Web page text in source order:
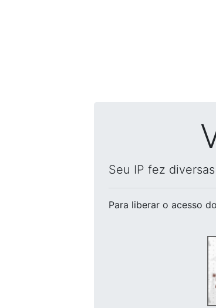
Seu IP fez
Para liberar o acesso